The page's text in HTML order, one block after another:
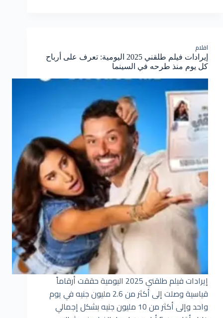
افلام
إيرادات فيلم طلقني 2025 اليومية: تعرف على أرباح
كل يوم منذ طرحه في السينما
إيرادات فيلم طلقني 2025 اليومية حققت أرقاماً
قياسية وصلت إلى أكثر من 2.6 مليون جنيه في يوم
واحد وإلى أكثر من 10 مليون جنيه بشكل إجمالي